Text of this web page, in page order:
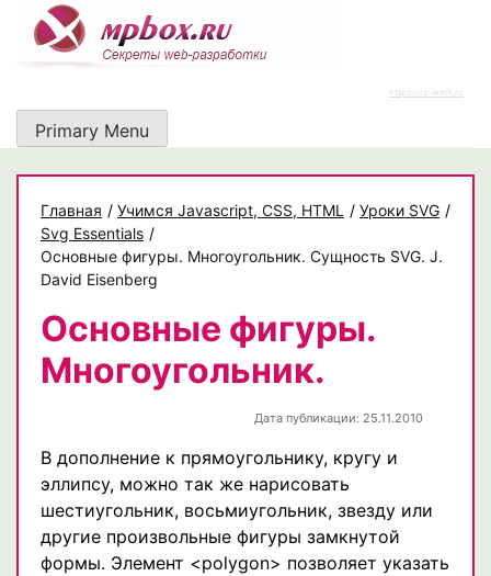
content
https://rz-work.ru
Primary Menu
Главная / Учимся Javascript, CSS, HTML / Уроки SVG /
Svg Essentials /
Основные фигуры. Многоугольник. Сущность SVG. J.
David Eisenberg
Основные фигуры.
Многоугольник.
Дата публикации: 25.11.2010
В дополнение к прямоугольнику, кругу и
эллипсу, можно так же нарисовать
шестиугольник, восьмиугольник, звезду или
другие произвольные фигуры замкнутой
формы. Элемент <polygon> позволяет указать